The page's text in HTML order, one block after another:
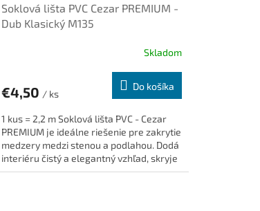
Soklová lišta PVC Cezar PREMIUM -
Dub Klasický M135
Skladom
€4,50 / ks
Do košíka
1 kus = 2,2 m Soklová lišta PVC - Cezar
PREMIUM je ideálne riešenie pre zakrytie
medzery medzi stenou a podlahou. Dodá
interiéru čistý a elegantný vzhľad, skryje
káble a je...